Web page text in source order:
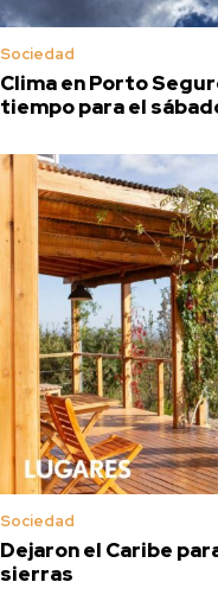
Sociedad
Clima en Porto
tiempo para el
Sociedad
Dejaron el Caribe
sierras